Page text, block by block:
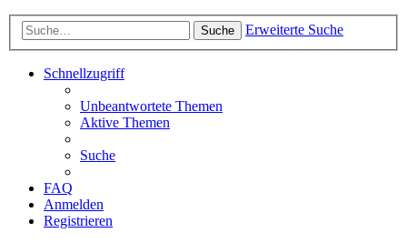
Suche Erweiterte Suche
Schnellzugriff
Unbeantwortete Themen
Aktive Themen
Suche
FAQ
Anmelden
Registrieren